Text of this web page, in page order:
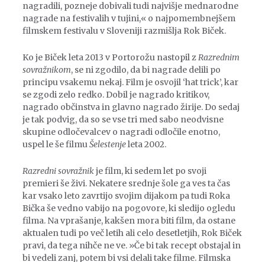
nagradili, pozneje dobivali tudi najvišje mednarodne
nagrade na festivalih v tujini,« o najpomembnejšem
filmskem festivalu v Sloveniji razmišlja Rok Biček.
Ko je Biček leta 2013 v Portorožu nastopil zRazrednim
sovražnikom, se ni zgodilo, da bi nagrade delili po
principu vsakemu nekaj. Film je osvojil ‘hat trick’, kar
se zgodi zelo redko. Dobil je nagrado kritikov,
nagrado občinstva in glavno nagrado žirije. Do sedaj
je tak podvig, da so se vse tri med sabo neodvisne
skupine odločevalcev o nagradi odločile enotno,
uspel le še filmuŠelestenjeleta 2002.
Razredni sovražnikje film, ki sedem let po svoji
premieri še živi. Nekatere srednje šole ga ves ta čas
kar vsako leto zavrtijo svojim dijakom pa tudi Roka
Bička še vedno vabijo na pogovore, ki sledijo ogledu
filma. Na vprašanje, kakšen mora biti film, da ostane
aktualen tudi po več letih ali celo desetletjih, Rok Biček
pravi, da tega nihče ne ve. »Če bi tak recept obstajal in
bi vedeli zanj, potem bi vsi delali take filme. Filmska